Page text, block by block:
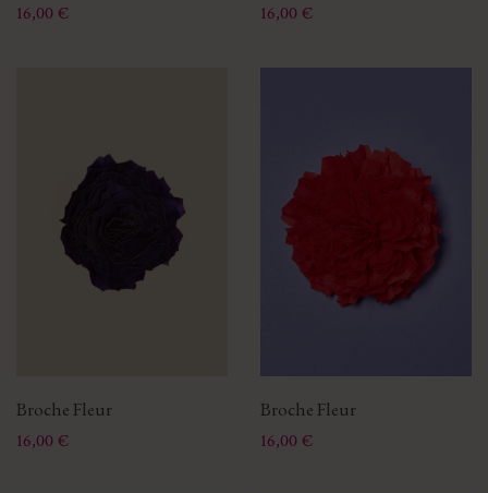
Prix
16,00 € Prix
16,00 €
Broche Fleur
Prix
16,00 €
Broche Fleur
Prix
16,00 €